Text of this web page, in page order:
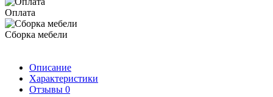
Оплата
Сборка мебели
Описание
Характеристики
Отзывы 0